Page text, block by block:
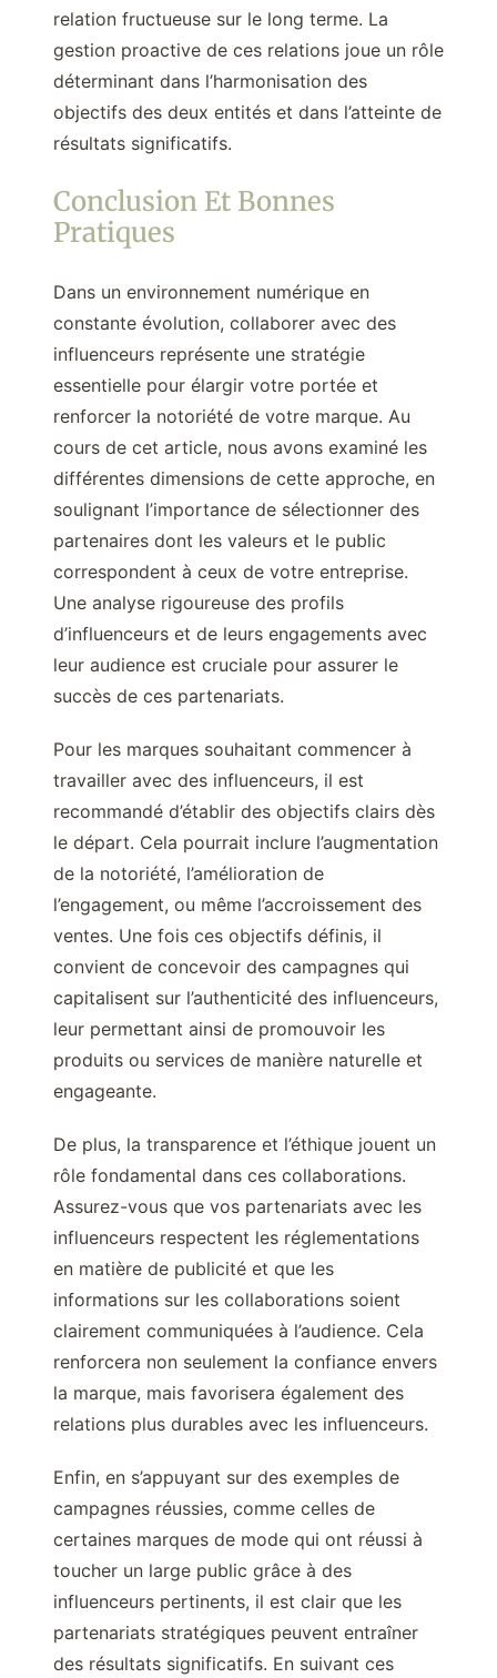
relation fructueuse sur le long terme. La
gestion proactive de ces relations joue un rôle
déterminant dans l’harmonisation des
objectifs des deux entités et dans l’atteinte de
résultats significatifs.
Conclusion Et Bonnes
Pratiques
Dans un environnement numérique en
constante évolution, collaborer avec des
influenceurs représente une stratégie
essentielle pour élargir votre portée et
renforcer la notoriété de votre marque. Au
cours de cet article, nous avons examiné les
différentes dimensions de cette approche, en
soulignant l’importance de sélectionner des
partenaires dont les valeurs et le public
correspondent à ceux de votre entreprise.
Une analyse rigoureuse des profils
d’influenceurs et de leurs engagements avec
leur audience est cruciale pour assurer le
succès de ces partenariats.
Pour les marques souhaitant commencer à
travailler avec des influenceurs, il est
recommandé d’établir des objectifs clairs dès
le départ. Cela pourrait inclure l’augmentation
de la notoriété, l’amélioration de
l’engagement, ou même l’accroissement des
ventes. Une fois ces objectifs définis, il
convient de concevoir des campagnes qui
capitalisent sur l’authenticité des influenceurs,
leur permettant ainsi de promouvoir les
produits ou services de manière naturelle et
engageante.
De plus, la transparence et l’éthique jouent un
rôle fondamental dans ces collaborations.
Assurez-vous que vos partenariats avec les
influenceurs respectent les réglementations
en matière de publicité et que les
informations sur les collaborations soient
clairement communiquées à l’audience. Cela
renforcera non seulement la confiance envers
la marque, mais favorisera également des
relations plus durables avec les influenceurs.
Enfin, en s’appuyant sur des exemples de
campagnes réussies, comme celles de
certaines marques de mode qui ont réussi à
toucher un large public grâce à des
influenceurs pertinents, il est clair que les
partenariats stratégiques peuvent entraîner
des résultats significatifs. En suivant ces